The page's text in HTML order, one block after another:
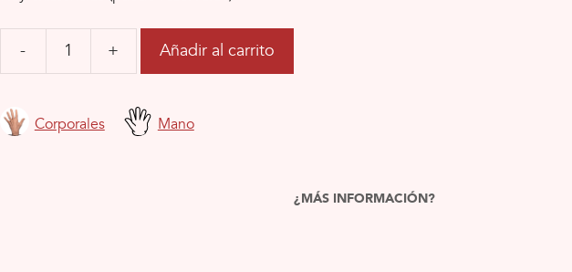
- + Añadir al carrito
Corporales Mano
¿MÁS INFORMACIÓN?